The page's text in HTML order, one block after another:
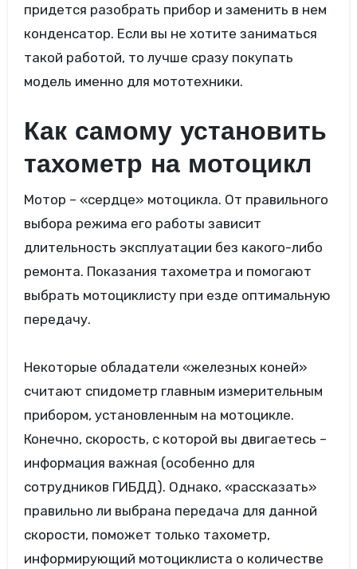
придется разобрать прибор и заменить в нем
конденсатор. Если вы не хотите заниматься
такой работой, то лучше сразу покупать
модель именно для мототехники.
Как самому установить
тахометр на мотоцикл
Мотор – «сердце» мотоцикла. От правильного
выбора режима его работы зависит
длительность эксплуатации без какого-либо
ремонта. Показания тахометра и помогают
выбрать мотоциклисту при езде оптимальную
передачу.
Некоторые обладатели «железных коней»
считают спидометр главным измерительным
прибором, установленным на мотоцикле.
Конечно, скорость, с которой вы двигаетесь –
информация важная (особенно для
сотрудников ГИБДД). Однако, «рассказать»
правильно ли выбрана передача для данной
скорости, поможет только тахометр,
информирующий мотоциклиста о количестве